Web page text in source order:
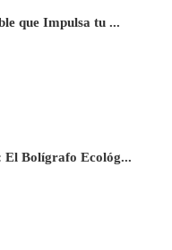
que Impulsa tu ...
El Bolígrafo Ecológ...